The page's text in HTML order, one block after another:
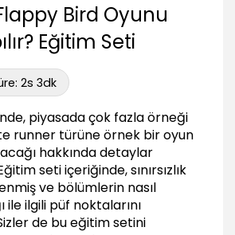
Bird Oyunu
Eğitim Seti
2s 3dk
piyasada çok fazla örneği
runner türüne örnek bir oyun
hakkında detaylar
seti içeriğinde, sınırsızlık
ve bölümlerin nasıl
ile ilgili püf noktalarını
de bu eğitim setini